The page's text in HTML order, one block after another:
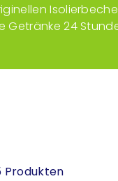
Getränke 24
Produkten